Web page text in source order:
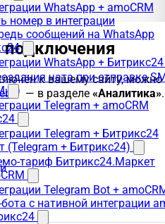
WhatsApp + amoCRM
номер в интеграции
сообщений на WhatsApp
WhatsApp + Битрикс24
чата при отправке
Telegram + amoCRM
Telegram + Битрикс24
(Telegram + Битрикс24)
тариф Битрикс24.Маркет
Telegram Bot +
с нативной интеграции
подключения
к вашему сайту, можно
— в разделе «Аналитика».